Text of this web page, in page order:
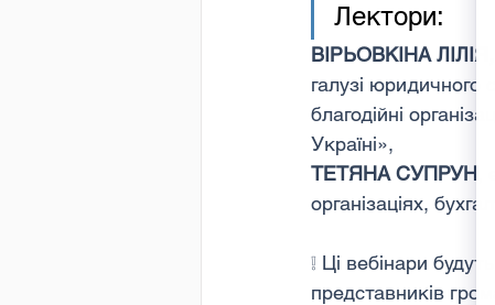
Лектори:
ВІРЬОВКІНА ЛІЛІЯ,
галузі юридичного
благодійні
Україні»,
ТЕТЯНА СУПРУН
організаціях,
❕ Ці вебінари
представників